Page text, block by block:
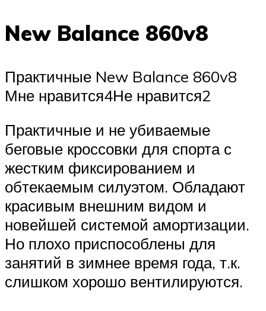
New Balance 860v8
Практичные New Balance 860v8
Мне нравится4Не нравится2
Практичные и не убиваемые
беговые кроссовки для спорта с
жестким фиксированием и
обтекаемым силуэтом. Обладают
красивым внешним видом и
новейшей системой амортизации.
Но плохо приспособлены для
занятий в зимнее время года, т.к.
слишком хорошо вентилируются.